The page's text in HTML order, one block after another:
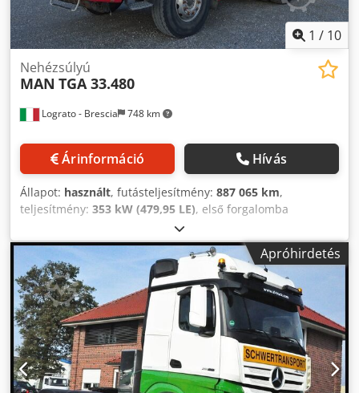
1 / 10
Lograto - Brescia 748 km
Nehézsúlyú
MAN TGA 33.480
Árinformáció Hívás
Állapot: használt, futásteljesítmény: 887 065 km,
teljesítmény: 353 kW (479,95 LE), első forgalomba
, üzemanyagtípus:
tengelyelrendezés:6x4, fékek:motorfék, kibocsátási
osztály:Euro 4 , felfüggesztés:acél-levegő, Gyártási év:
2008, MAN TGA 33.480, 2008-as évjárat, 887065 km,
EURO4, hidraulikus rendszer, manuális váltó, légrugós
felfüggesztés Cjdpfx Aksqd Ripjajha
Apróhirdetés